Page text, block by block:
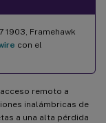
1903, Framehawk
con el
remoto a
inalámbricas de
a una alta pérdida